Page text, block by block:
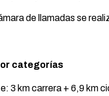
de llamadas se
categorías
3 km carrera + 6,9 km